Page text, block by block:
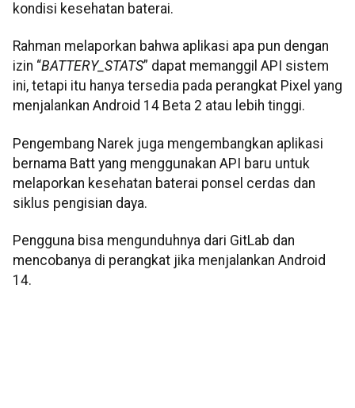
kondisi kesehatan baterai.
Rahman melaporkan bahwa aplikasi apa pun dengan
izin “BATTERY_STATS” dapat memanggil API sistem
ini, tetapi itu hanya tersedia pada perangkat Pixel yang
menjalankan Android 14 Beta 2 atau lebih tinggi.
Pengembang Narek juga mengembangkan aplikasi
bernama Batt yang menggunakan API baru untuk
melaporkan kesehatan baterai ponsel cerdas dan
siklus pengisian daya.
Pengguna bisa mengunduhnya dari GitLab dan
mencobanya di perangkat jika menjalankan Android
14.